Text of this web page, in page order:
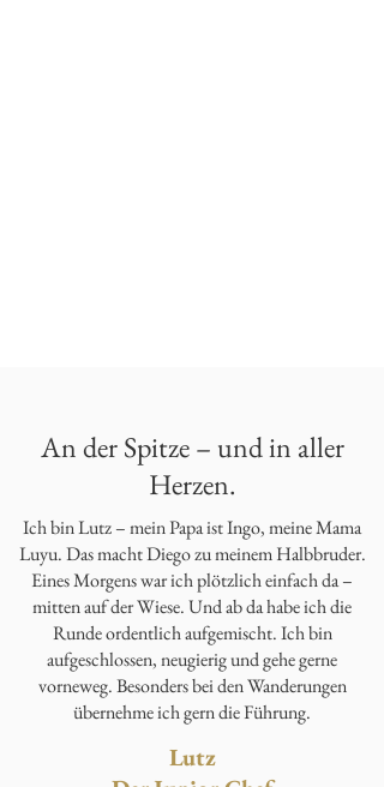
An der Spitze – und in aller
Herzen.
Ich bin Lutz – mein Papa ist Ingo, meine Mama
Luyu. Das macht Diego zu meinem Halbbruder.
Eines Morgens war ich plötzlich einfach da –
mitten auf der Wiese. Und ab da habe ich die
Runde ordentlich aufgemischt. Ich bin
aufgeschlossen, neugierig und gehe gerne
vorneweg. Besonders bei den Wanderungen
übernehme ich gern die Führung.
Lutz